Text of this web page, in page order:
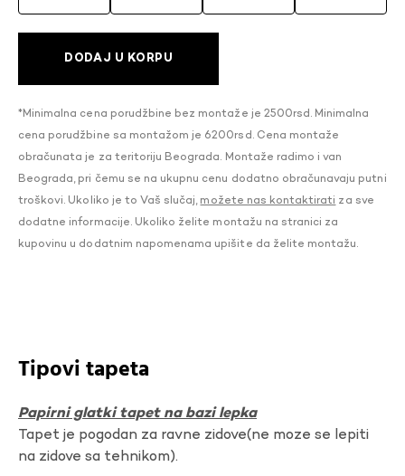
DODAJ U KORPU
*Minimalna cena porudžbine bez montaže je 2500rsd. Minimalna
cena porudžbine sa montažom je 6200rsd. Cena montaže
obračunata je za teritoriju Beograda. Montaže radimo i van
Beograda, pri čemu se na ukupnu cenu dodatno obračunavaju putni
troškovi. Ukoliko je to Vaš slučaj, možete nas kontaktirati za sve
dodatne informacije. Ukoliko želite montažu na stranici za
kupovinu u dodatnim napomenama upišite da želite montažu.
Tipovi tapeta
Papirni glatki tapet na bazi lepka
Tapet je pogodan za ravne zidove(ne moze se lepiti
na zidove sa tehnikom).